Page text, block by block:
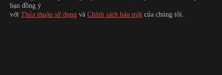
bạn đồng ý
với Thỏa thuận sử dụng và Chính sách bảo mật của chúng tôi.